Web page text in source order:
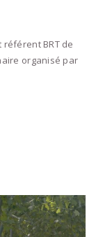
référent BRT de
organisé par